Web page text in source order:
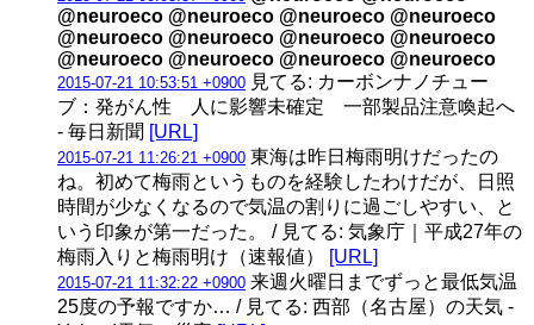
@neuroeco @neuroeco @neuroeco @neuroeco
@neuroeco @neuroeco @neuroeco @neuroeco
@neuroeco @neuroeco @neuroeco @neuroeco
2015-07-21 10:53:51 +0900 見てる: カーボンナノチュー
ブ：発がん性 人に影響未確定 一部製品注意喚起へ
- 毎日新聞 [URL]
2015-07-21 11:26:21 +0900 東海は昨日梅雨明けだったの
ね。初めて梅雨というものを経験したわけだが、日照
時間が少なくなるので気温の割りに過ごしやすい、と
いう印象が第一だった。 / 見てる: 気象庁｜平成27年の
梅雨入りと梅雨明け（速報値）
[URL]
2015-07-21 11:32:22 +0900 来週火曜日までずっと最低気温
25度の予報ですか… / 見てる: 西部（名古屋）の天気 -